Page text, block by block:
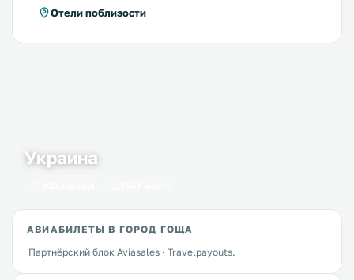
Отели поблизости
Украина
АВИАБИЛЕТЫ В ГОРОД ГОЩА
Партнёрский блок Aviasales · Travelpayouts.